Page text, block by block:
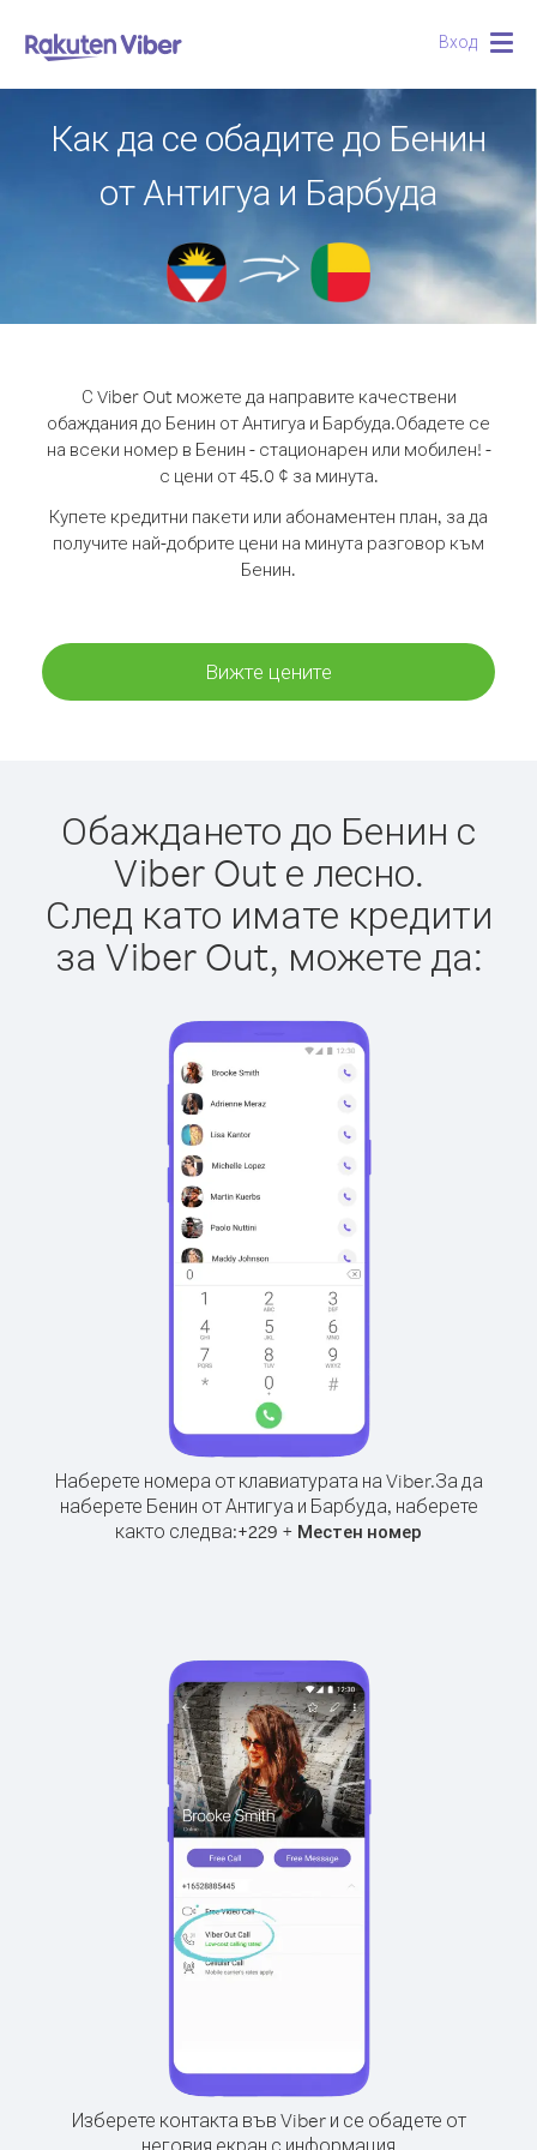
Вход
Как да се обадите до Бенин
от Антигуа и Барбуда
С Viber Out можете да направите качествени
обаждания до Бенин от Антигуа и Барбуда.Обадете се
на всеки номер в Бенин - стационарен или мобилен! -
с цени от 45.0 ¢ за минута.
Купете кредитни пакети или абонаментен план, за да
получите най-добрите цени на минута разговор към
Бенин.
Вижте цените
Обаждането до Бенин с
Viber Out е лесно.
След като имате кредити
за Viber Out, можете да:
Наберете номера от клавиатурата на Viber.За да
наберете Бенин от Антигуа и Барбуда, наберете
както следва:+229 + Местен номер
Изберете контакта във Viber и се обадете от
неговия екран с информация